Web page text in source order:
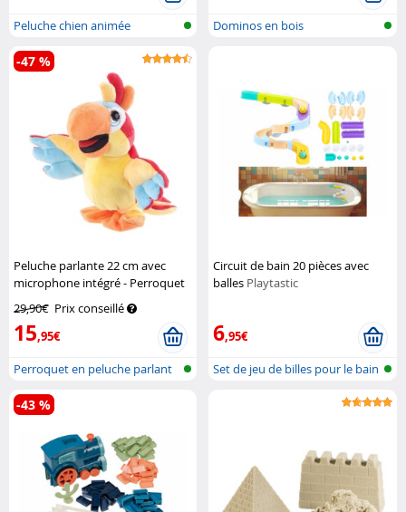
Peluche chien animée Dominos en bois
Peluche parlante 22 cm avec
microphone intégré - Perroquet
29,90€ Prix conseillé
15,95€
-47 %
Perroquet en peluche parlant
et mar...
Circuit de bain 20 pièces avec
balles Playtastic
6,95€
Set de jeu de billes pour le bain
-43 %